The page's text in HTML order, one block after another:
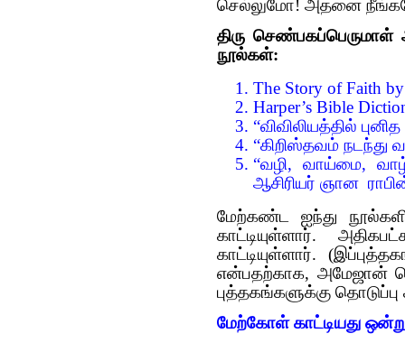
செல்லுமோ! அதனை
திரு
நூல்கள்:
The Story of Faith
Harper’s Bible
“விவிலியத்தில்
“கிறிஸ்தவம் நடந்து
“வழி, வாய்மை,
ஆசிரியர் ஞான
மேற்கண்ட ஐந்து
காட்டியுள்ளார்.
காட்டியுள்ளார்.
என்பதற்காக, அமேஜான்
புத்தகங்களுக்கு
மேற்கோள் காட்டியது